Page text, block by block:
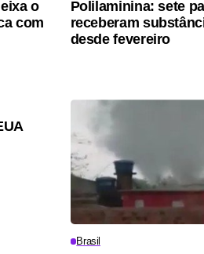
o
com
Polilaminina: sete
receberam
desde fevereiro
Brasil